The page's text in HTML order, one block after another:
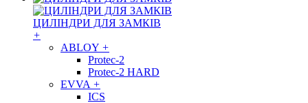
ЦИЛІНДРИ ДЛЯ ЗАМКІВ
+
ABLOY +
Protec-2
Protec-2 HARD
EVVA +
ICS